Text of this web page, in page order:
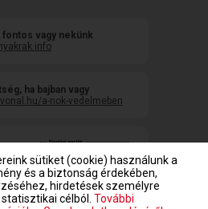
fontos vagy nekünk
ha bajban vagy
a-nok-vedelmeben
sütiket (cookie) használunk a
és a biztonság érdekében,
hirdetések személyre
célból. További